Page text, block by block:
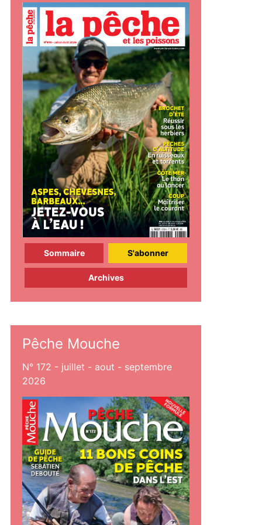
Sommaire S'abonner
Archives
Pêche Mouche
N° 172 - juillet - aout - septembre
2026